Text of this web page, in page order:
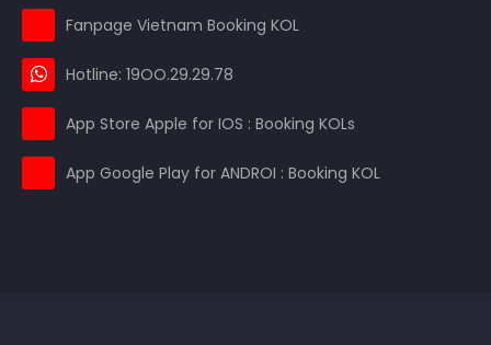
Fanpage Vietnam Booking KOL
Hotline: 19OO.29.29.78
App Store Apple for IOS : Booking KOLs
App Google Play for ANDROI : Booking KOL